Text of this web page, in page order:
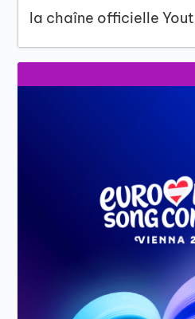
la chaîne officielle